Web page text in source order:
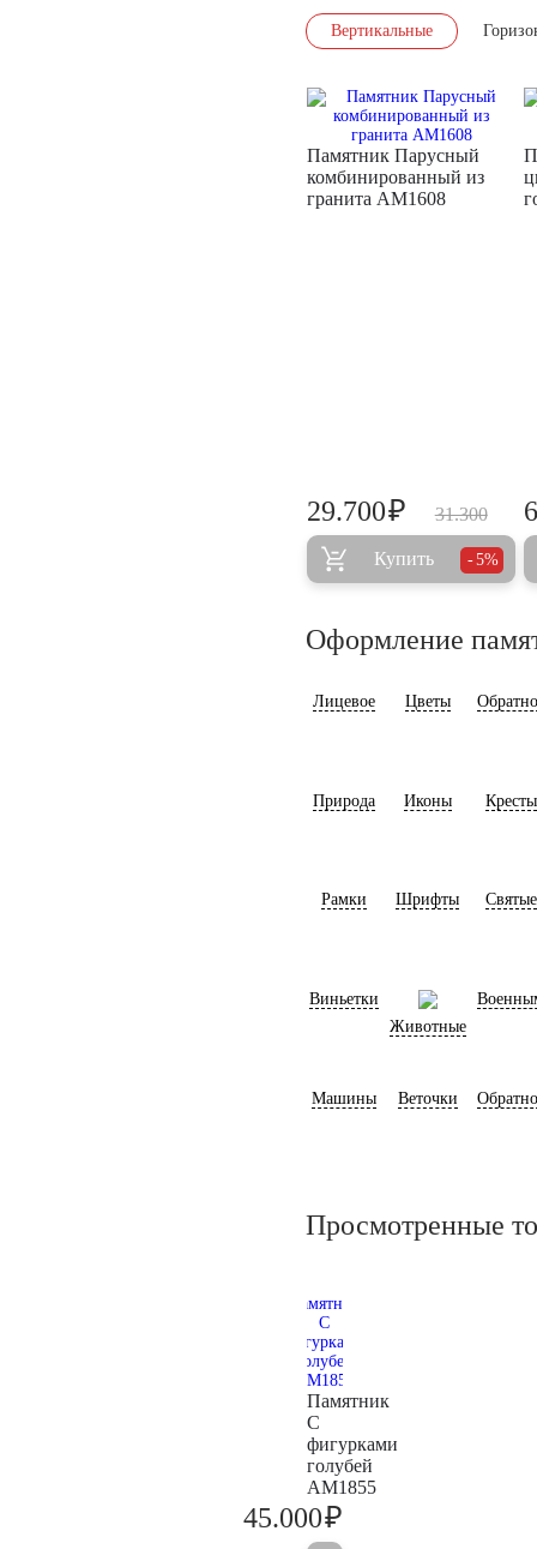
Вертикальные
Памятник Парусный
комбинированный из
гранита AM1608
31.300
29.700₽
Купить 5%
Оформление
Лицевое Цветы
Природа Иконы Кресты
Рамки Шрифты Святые
Виньетки
Животные
Машины Веточки
Просмотренные
Памятник
С
фигурками
голубей
AM1855
45.000₽